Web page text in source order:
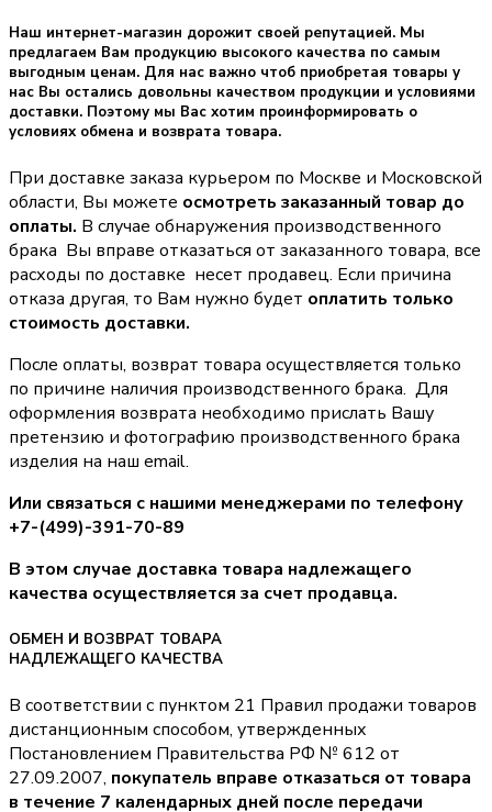
Наш интернет-магазин дорожит своей репутацией. Мы
предлагаем Вам продукцию высокого качества по самым
выгодным ценам. Для нас важно чтоб приобретая товары у
нас Вы остались довольны качеством продукции и условиями
доставки. Поэтому мы Вас хотим проинформировать о
условиях обмена и возврата товара.
При доставке заказа курьером по Москве и Московской
области, Вы можете осмотреть заказанный товар до
оплаты. В случае обнаружения производственного
брака Вы вправе отказаться от заказанного товара, все
расходы по доставке несет продавец. Если причина
отказа другая, то Вам нужно будет оплатить только
стоимость доставки.
После оплаты, возврат товара осуществляется только
по причине наличия производственного брака. Для
оформления возврата необходимо прислать Вашу
претензию и фотографию производственного брака
изделия на наш email.
Или связаться с нашими менеджерами по телефону
+7-(499)-391-70-89
В этом случае доставка товара надлежащего
качества осуществляется за счет продавца.
ОБМЕН И ВОЗВРАТ ТОВАРА
НАДЛЕЖАЩЕГО КАЧЕСТВА
В соответствии с пунктом 21 Правил продажи товаров
дистанционным способом, утвержденных
Постановлением Правительства РФ № 612 от
27.09.2007, покупатель вправе отказаться от товара
в течение 7 календарных дней после передачи